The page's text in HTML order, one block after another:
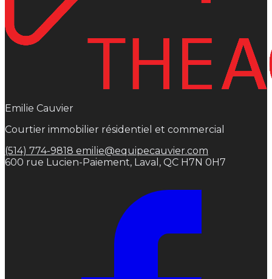
Emilie Cauvier
Courtier immobilier résidentiel et commercial
(514) 774-9818 emilie@equipecauvier.com
600 rue Lucien-Paiement, Laval, QC H7N 0H7